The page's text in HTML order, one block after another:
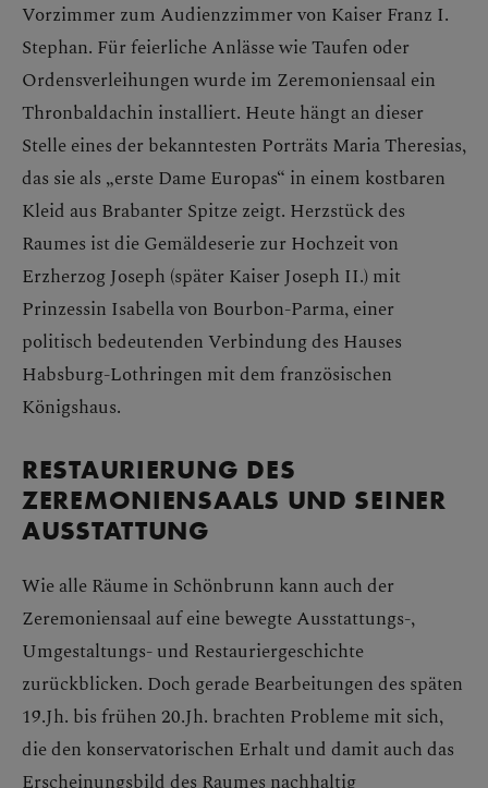
Vorzimmer zum Audienzzimmer von Kaiser Franz I.
Stephan. Für feierliche Anlässe wie Taufen oder
Ordensverleihungen wurde im Zeremoniensaal ein
Thronbaldachin installiert. Heute hängt an dieser
Stelle eines der bekanntesten Porträts Maria Theresias,
das sie als „erste Dame Europas“ in einem kostbaren
Kleid aus Brabanter Spitze zeigt. Herzstück des
Raumes ist die Gemäldeserie zur Hochzeit von
Erzherzog Joseph (später Kaiser Joseph II.) mit
Prinzessin Isabella von Bourbon-Parma, einer
politisch bedeutenden Verbindung des Hauses
Habsburg-Lothringen mit dem französischen
Königshaus.
RESTAURIERUNG DES
ZEREMONIENSAALS UND SEINER
AUSSTATTUNG
Wie alle Räume in Schönbrunn kann auch der
Zeremoniensaal auf eine bewegte Ausstattungs-,
Umgestaltungs- und Restauriergeschichte
zurückblicken. Doch gerade Bearbeitungen des späten
19.Jh. bis frühen 20.Jh. brachten Probleme mit sich,
die den konservatorischen Erhalt und damit auch das
Erscheinungsbild des Raumes nachhaltig